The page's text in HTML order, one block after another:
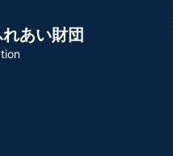
あい財団